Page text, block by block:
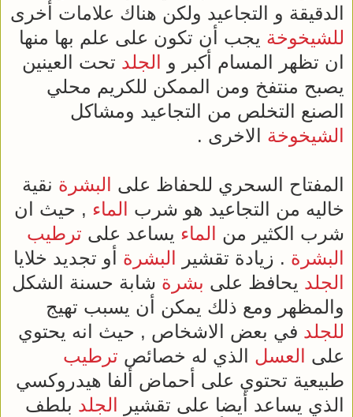
الدقيقة و التجاعيد ولكن هناك علامات أخرى
للشيخوخة يجب أن تكون على علم بها منها
ان تظهر المسام أكبر و الجلد تحت العينين
يصبح منتفخ ومن الممكن للكريم محلي
الصنع التخلص من التجاعيد ومشاكل
الشيخوخة الاخرى .
المفتاح السحري للحفاظ على البشرة نقية
خاليه من التجاعيد هو شرب الماء , حيث ان
شرب الكثير من الماء يساعد على ترطيب
البشرة . زيادة تقشير البشرة أو تجديد خلايا
الجلد يحافظ على بشرة شابة حسنة الشكل
والمظهر ومع ذلك يمكن أن يسبب تهيج
للجلد في بعض الاشخاص , حيث انه يحتوي
على العسل الذي له خصائص ترطيب
طبيعية تحتوي على أحماض ألفا هيدروكسي
الذي يساعد أيضا على تقشير الجلد بلطف